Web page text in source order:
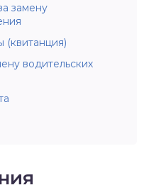
замену
(квитанция)
водительских